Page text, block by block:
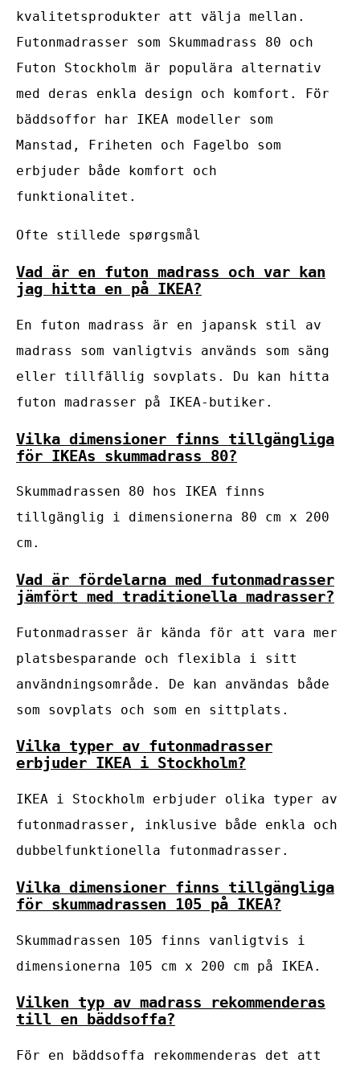
kvalitetsprodukter att välja mellan.
Futonmadrasser som Skummadrass 80 och
Futon Stockholm är populära alternativ
med deras enkla design och komfort. För
bäddsoffor har IKEA modeller som
Manstad, Friheten och Fagelbo som
erbjuder både komfort och
funktionalitet.
Ofte stillede spørgsmål
Vad är en futon madrass och var kan
jag hitta en på IKEA?
En futon madrass är en japansk stil av
madrass som vanligtvis används som säng
eller tillfällig sovplats. Du kan hitta
futon madrasser på IKEA-butiker.
Vilka dimensioner finns tillgängliga
för IKEAs skummadrass 80?
Skummadrassen 80 hos IKEA finns
tillgänglig i dimensionerna 80 cm x 200
cm.
Vad är fördelarna med futonmadrasser
jämfört med traditionella madrasser?
Futonmadrasser är kända för att vara mer
platsbesparande och flexibla i sitt
användningsområde. De kan användas både
som sovplats och som en sittplats.
Vilka typer av futonmadrasser
erbjuder IKEA i Stockholm?
IKEA i Stockholm erbjuder olika typer av
futonmadrasser, inklusive både enkla och
dubbelfunktionella futonmadrasser.
Vilka dimensioner finns tillgängliga
för skummadrassen 105 på IKEA?
Skummadrassen 105 finns vanligtvis i
dimensionerna 105 cm x 200 cm på IKEA.
Vilken typ av madrass rekommenderas
till en bäddsoffa?
För en bäddsoffa rekommenderas det att